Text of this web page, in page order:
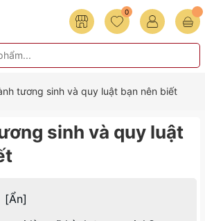
0
tương sinh và quy luật bạn nên biết
sinh và quy luật
[Ẩn]